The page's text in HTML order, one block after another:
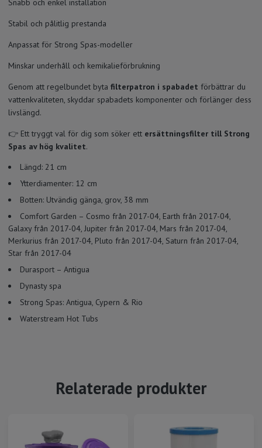
Stabil och pålitlig prestanda
Anpassat för Strong Spas-modeller
Minskar underhåll och kemikalieförbrukning
Genom att regelbundet byta filterpatron i spabadet förbättrar du
vattenkvaliteten, skyddar spabadets komponenter och förlänger dess
livslängd.
👉 Ett tryggt val för dig som söker ett ersättningsfilter till Strong
Spas av hög kvalitet.
Längd: 21 cm
Ytterdiamenter: 12 cm
Botten: Utvändig gänga, grov, 38 mm
Comfort Garden – Cosmo från 2017-04, Earth från 2017-04,
Galaxy från 2017-04, Jupiter från 2017-04, Mars från 2017-04,
Merkurius från 2017-04, Pluto från 2017-04, Saturn från 2017-04,
Star från 2017-04
Durasport – Antigua
Dynasty spa
Strong Spas: Antigua, Cypern & Rio
Waterstream Hot Tubs
Relaterade produkter